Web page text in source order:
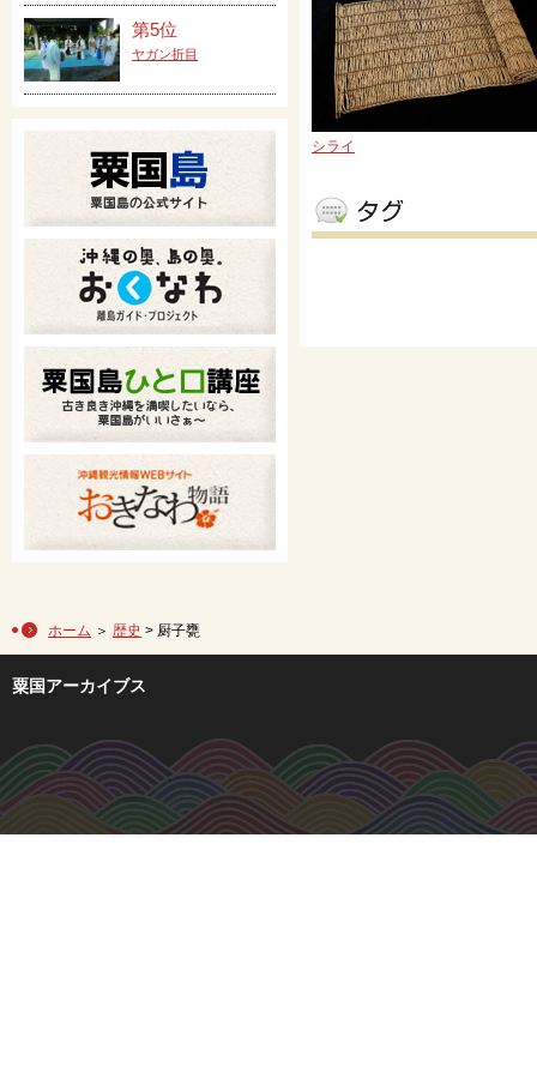
シライ
第5位
ヤガン折目
ホーム ＞ 歴史 > 厨子甕
粟国アーカイブス